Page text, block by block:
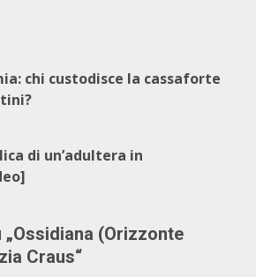
chi custodisce la cassaforte
di un’adultera in
Ossidiana (Orizzonte
Craus“